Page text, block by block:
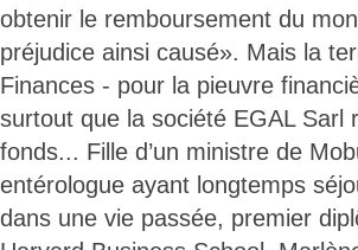
obtenir le remboursement du
préjudice ainsi causé». Mais la
Finances - pour la pieuvre
surtout que la société EGAL Sarl
fonds... Fille d’un ministre de
entérologue ayant longtemps
dans une vie passée, premier